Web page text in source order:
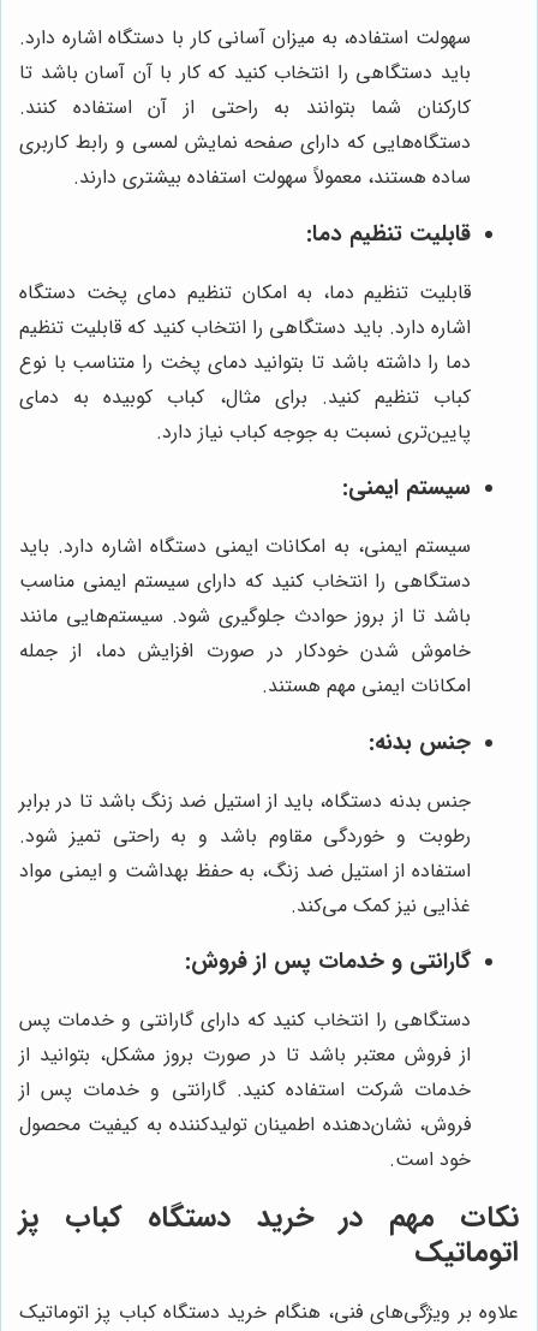
سهولت استفاده، به میزان آسانی کار با دستگاه اشاره دارد.
باید دستگاهی را انتخاب کنید که کار با آن آسان باشد تا
کارکنان شما بتوانند به راحتی از آن استفاده کنند.
دستگاه‌هایی که دارای صفحه نمایش لمسی و رابط کاربری
ساده هستند، معمولاً سهولت استفاده بیشتری دارند.
قابلیت تنظیم دما:
قابلیت تنظیم دما، به امکان تنظیم دمای پخت دستگاه
اشاره دارد. باید دستگاهی را انتخاب کنید که قابلیت تنظیم
دما را داشته باشد تا بتوانید دمای پخت را متناسب با نوع
کباب تنظیم کنید. برای مثال، کباب کوبیده به دمای
پایین‌تری نسبت به جوجه کباب نیاز دارد.
سیستم ایمنی:
سیستم ایمنی، به امکانات ایمنی دستگاه اشاره دارد. باید
دستگاهی را انتخاب کنید که دارای سیستم ایمنی مناسب
باشد تا از بروز حوادث جلوگیری شود. سیستم‌هایی مانند
خاموش شدن خودکار در صورت افزایش دما، از جمله
امکانات ایمنی مهم هستند.
جنس بدنه:
جنس بدنه دستگاه، باید از استیل ضد زنگ باشد تا در برابر
رطوبت و خوردگی مقاوم باشد و به راحتی تمیز شود.
استفاده از استیل ضد زنگ، به حفظ بهداشت و ایمنی مواد
غذایی نیز کمک می‌کند.
گارانتی و خدمات پس از فروش:
دستگاهی را انتخاب کنید که دارای گارانتی و خدمات پس
از فروش معتبر باشد تا در صورت بروز مشکل، بتوانید از
خدمات شرکت استفاده کنید. گارانتی و خدمات پس از
فروش، نشان‌دهنده اطمینان تولیدکننده به کیفیت محصول
خود است.
نکات مهم در خرید دستگاه کباب پز
اتوماتیک
علاوه بر ویژگی‌های فنی، هنگام خرید دستگاه کباب پز اتوماتیک